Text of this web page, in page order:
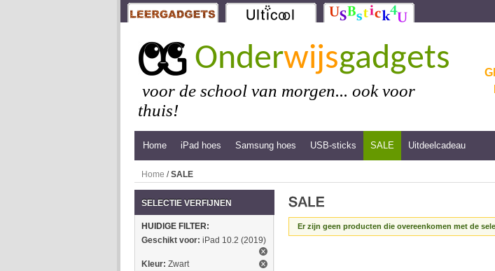
Onderwijsgadgets
voor de school van morgen... ook voor
thuis!
Home iPad hoes Samsung hoes USB-sticks SALE Uitdeelcadeau
Home /SALE
Er zijn geen producten die overeenkomen met de
SELECTIE VERFIJNEN
HUIDIGE FILTER:
Geschikt voor: iPad 10.2 (2019)
Kleur: Zwart